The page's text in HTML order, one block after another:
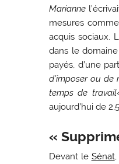
Marianne
mesures
acquis sociaux.
dans le
payés, d’une
d’imposer ou de
temps de travail
aujourd’hui de
«
Devant le Sénat,